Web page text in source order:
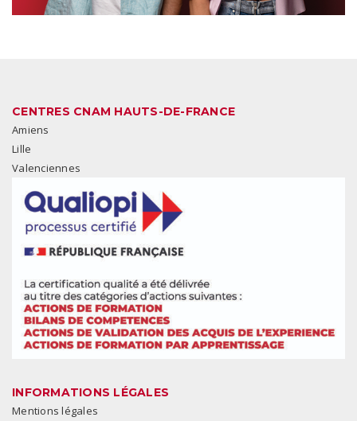
CENTRES CNAM HAUTS-DE-FRANCE
Amiens
Lille
Valenciennes
INFORMATIONS LÉGALES
Mentions légales